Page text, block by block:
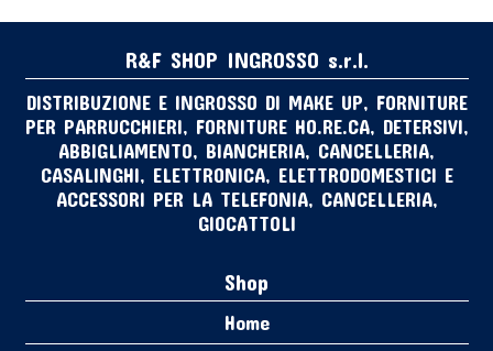
R&F SHOP INGROSSO s.r.l.
DISTRIBUZIONE E INGROSSO DI MAKE UP, FORNITURE
PER PARRUCCHIERI, FORNITURE HO.RE.CA, DETERSIVI,
ABBIGLIAMENTO, BIANCHERIA, CANCELLERIA,
CASALINGHI, ELETTRONICA, ELETTRODOMESTICI E
ACCESSORI PER LA TELEFONIA, CANCELLERIA,
GIOCATTOLI
Shop
Home